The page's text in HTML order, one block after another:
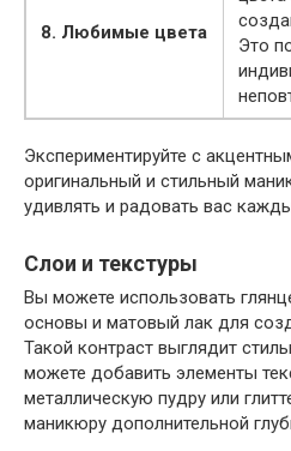
8. Любимые цвета
Это
Экспериментируйте с
оригинальный и стильный
удивлять и радовать вас
Слои и текстуры
Вы можете использовать
основы и матовый лак для
Такой контраст выглядит
можете добавить элементы
металлическую пудру или
маникюру дополнительной